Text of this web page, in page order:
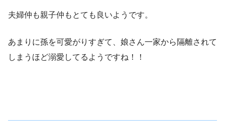
夫婦仲も親子仲もとても良いようです。
あまりに孫を可愛がりすぎて、娘さん一家から隔離されて
しまうほど溺愛してるようですね！！